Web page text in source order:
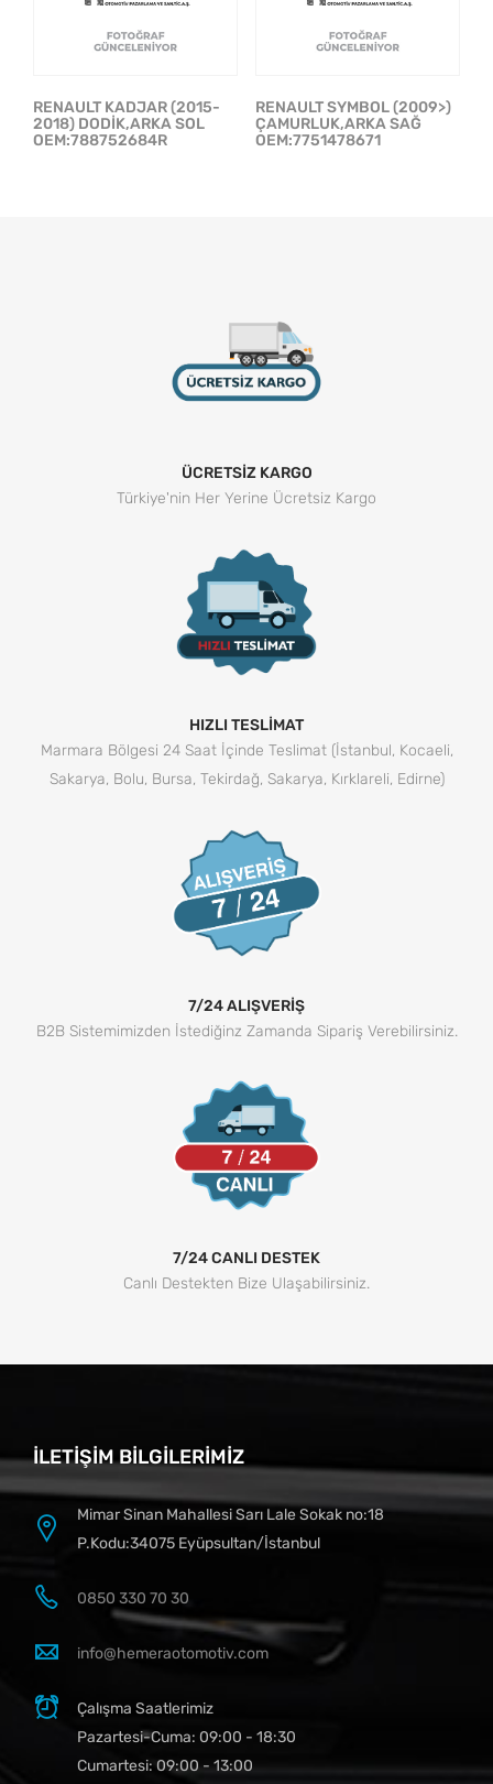
RENAULT KADJAR (2015-
2018) DODİK,ARKA SOL
OEM:788752684R
RENAULT SYMBOL (2009>)
ÇAMURLUK,ARKA SAĞ
OEM:7751478671
ÜCRETSİZ KARGO
Türkiye'nin Her Yerine Ücretsiz Kargo
HIZLI TESLİMAT
Marmara Bölgesi 24 Saat İçinde Teslimat (İstanbul, Kocaeli,
Sakarya, Bolu, Bursa, Tekirdağ, Sakarya, Kırklareli, Edirne)
7/24 ALIŞVERİŞ
B2B Sistemimizden İstediğinz Zamanda Sipariş Verebilirsiniz.
7/24 CANLI DESTEK
Canlı Destekten Bize Ulaşabilirsiniz.
İLETIŞIM BILGILERIMIZ
Mimar Sinan Mahallesi Sarı Lale Sokak no:18
P.Kodu:34075 Eyüpsultan/İstanbul
0850 330 70 30
info@hemeraotomotiv.com
Çalışma Saatlerimiz
Pazartesi-Cuma: 09:00 - 18:30
Cumartesi: 09:00 - 13:00